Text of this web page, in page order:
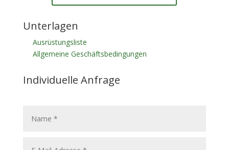
Unterlagen
Ausrüstungsliste
Allgemeine Geschäftsbedingungen
Individuelle Anfrage